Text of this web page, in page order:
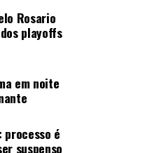
Rosario
playoffs
em noite
processo é
suspenso